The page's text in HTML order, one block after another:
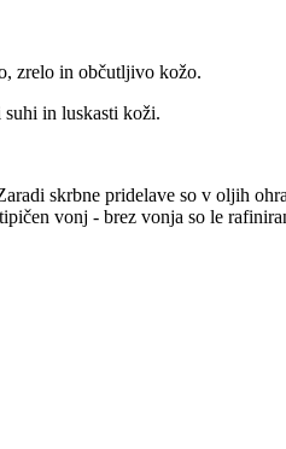
zrelo in občutljivo kožo.
in luskasti koži.
skrbne pridelave so v oljih
vonj - brez vonja so le